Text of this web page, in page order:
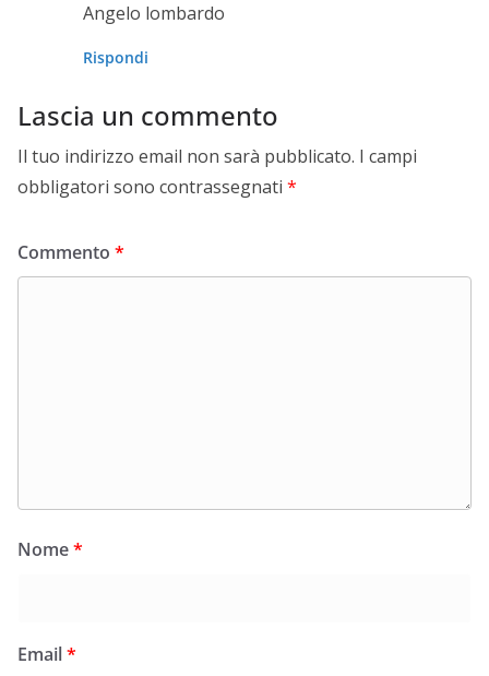
Angelo lombardo
Rispondi
Lascia un commento
Il tuo indirizzo email non sarà pubblicato. I campi
obbligatori sono contrassegnati *
Commento *
Nome*
Email*